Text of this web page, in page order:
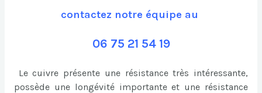
contactez notre équipe au
06 75 21 54 19
Le cuivre présente une résistance très intéressante,
possède une longévité importante et une résistance